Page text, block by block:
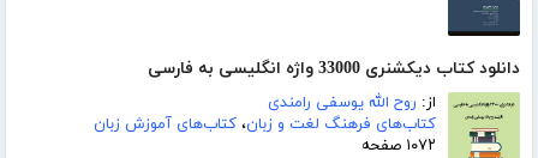
دانلود کتاب دیکشنری 33000 واژه انگلیسی به فارسی
از: روح الله یوسفی رامندی
کتاب‌های فرهنگ لغت و زبان، کتاب‌های آموزش زبان
۱۰۷۲ صفحه